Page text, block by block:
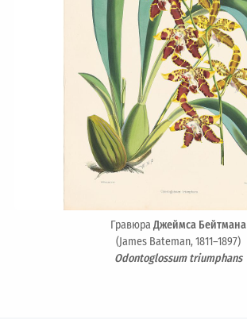
ГравюраДжеймса Бейтмана
(James Bateman, 1811–1897)
Odontoglossum triumphans